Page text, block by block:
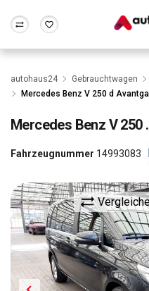
Zum Antrag
Wir bewerten dein Auto
Alle
Rund um
Frankfurt Wuppertal
autohaus24 Gebrauchtwagen
Mercedes Benz V 250 d
Mercedes Benz V 250 d Avantgarde Edition kompakt (EURO 6d)
Fahrzeugnummer 14993083